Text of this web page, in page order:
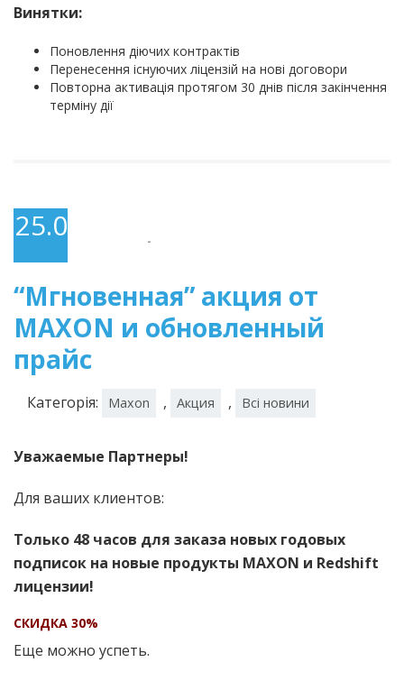
Винятки:
Поновлення діючих контрактів
Перенесення існуючих ліцензій на нові договори
Повторна активація протягом 30 днів після закінчення
терміну дії
25.06.2020 -
“Мгновенная” акция от
MAXON и обновленный
прайс
Категорія: Maxon , Акция , Всі новини
Уважаемые Партнеры!
Для ваших клиентов:
Только 48 часов для заказа новых годовых
подписок на новые продукты MAXON и Redshift
лицензии!
СКИДКА 30%
Еще можно успеть.